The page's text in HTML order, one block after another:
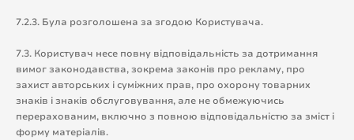
7.2.3. Була розголошена за згодою Користувача.
7.3. Користувач несе повну відповідальність за дотримання
вимог законодавства, зокрема законів про рекламу, про
захист авторських і суміжних прав, про охорону товарних
знаків і знаків обслуговування, але не обмежуючись
перерахованим, включно з повною відповідальністю за зміст і
форму матеріалів.